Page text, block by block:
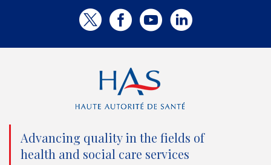
T
t
t
e
r
F
c
e
b
o
o
Y
u
b
e
L
d
Advancing quality in the fields of
health and social care services